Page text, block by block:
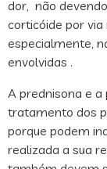
dor, não
corticóide por
especialmente,
envolvidas .
A prednisona e
tratamento dos
porque podem
realizada a sua